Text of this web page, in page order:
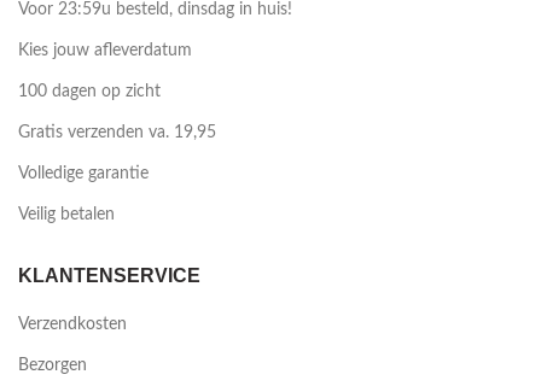
Voor 23:59u besteld, dinsdag in huis!
Kies jouw afleverdatum
100 dagen op zicht
Gratis verzenden va. 19,95
Volledige garantie
Veilig betalen
KLANTENSERVICE
Verzendkosten
Bezorgen